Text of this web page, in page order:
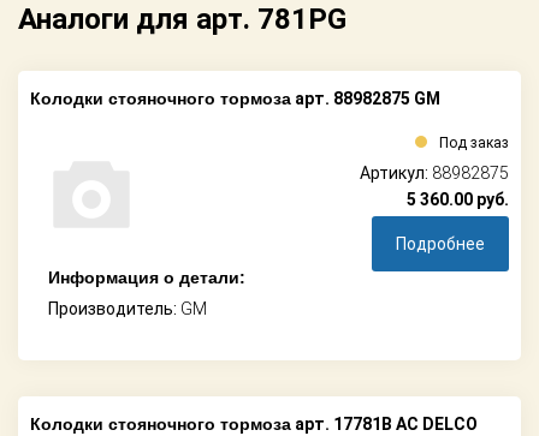
Аналоги для арт. 781PG
Колодки стояночного тормоза арт. 88982875 GM
Информация о детали:
Производитель: GM
Под заказ
Артикул: 88982875
5 360.00 руб.
Подробнее
Колодки стояночного тормоза арт. 17781B AC DELCO